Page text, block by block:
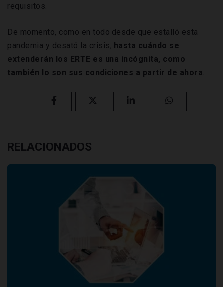
requisitos.
De momento, como en todo desde que estalló esta
pandemia y desató la crisis, hasta cuándo se
extenderán los ERTE es una incógnita, como
también lo son sus condiciones a partir de ahora.
RELACIONADOS